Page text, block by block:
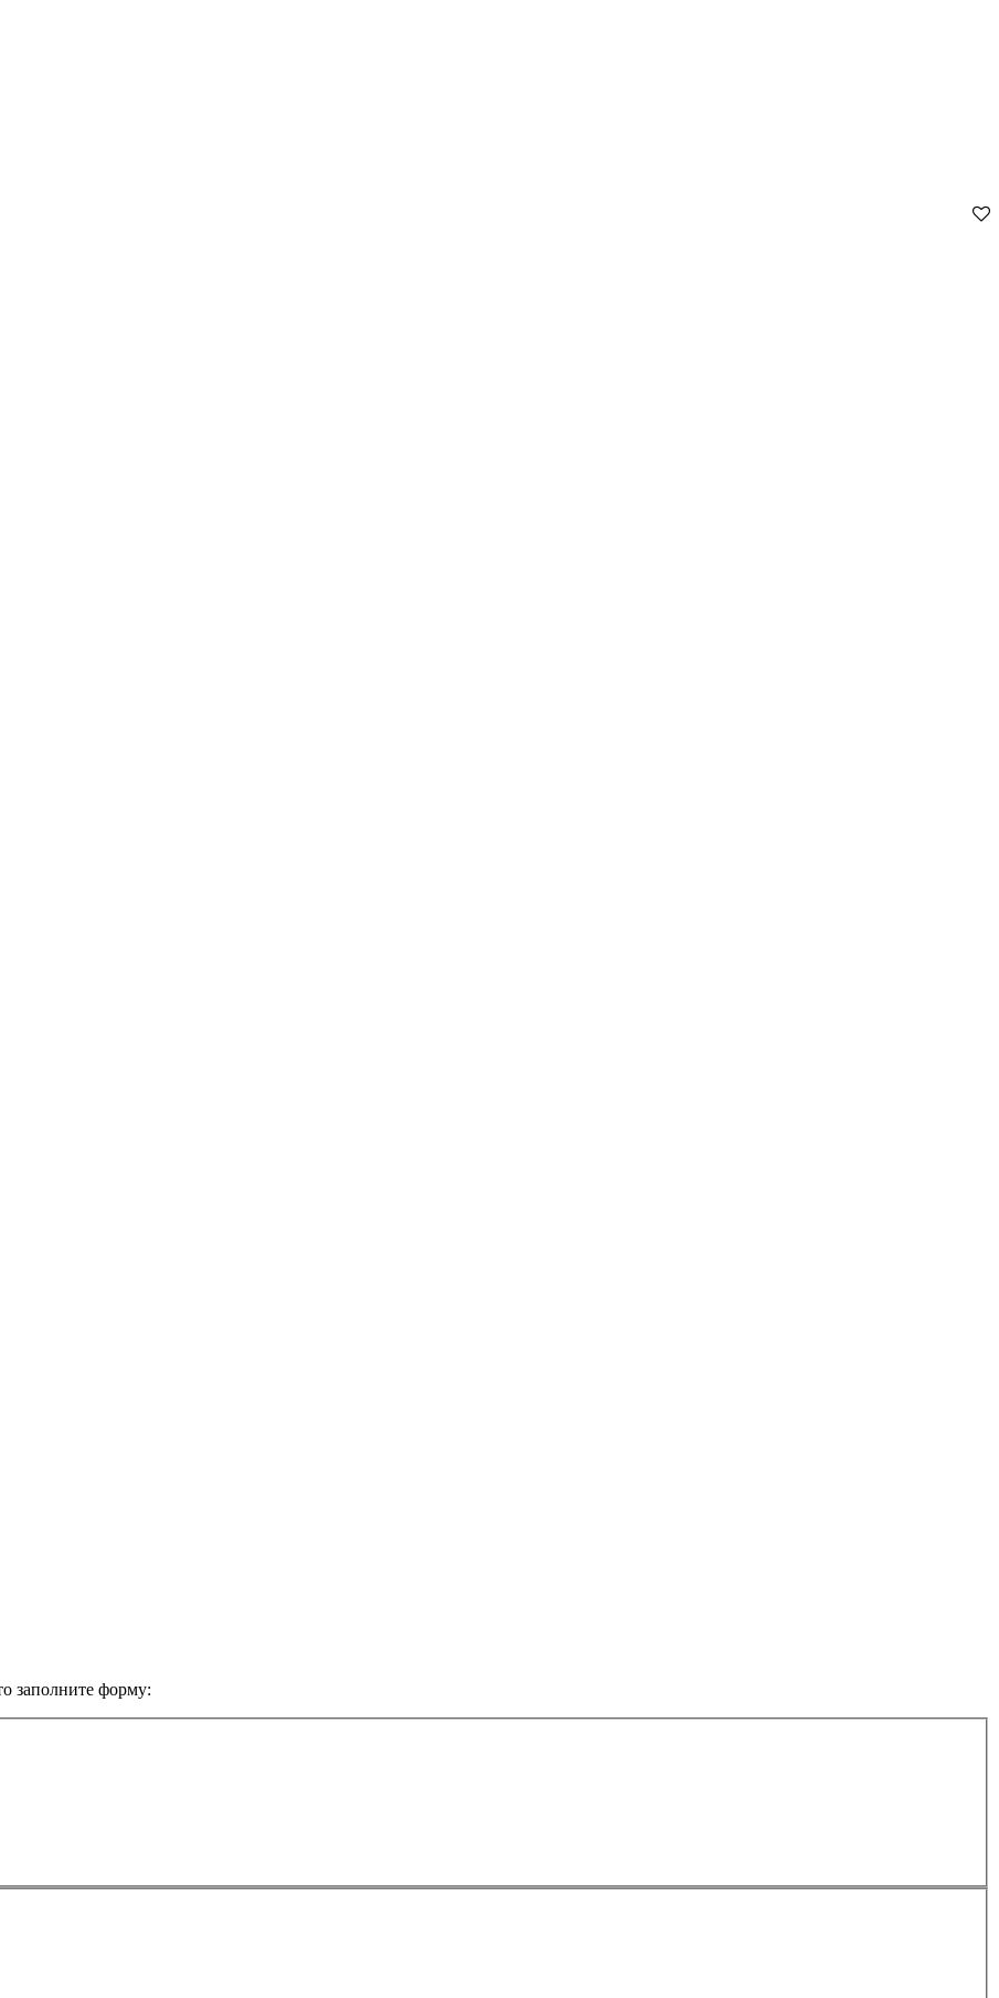
заполните форму: